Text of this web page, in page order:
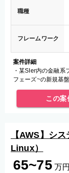
職種
フレームワーク
案件詳細
・某SIer内の金融
フェーズ~の新規基
ができる人材とし
この案
【AWS】シ
Linux）
65~75 万